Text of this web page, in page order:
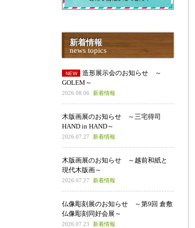
新着情報
news topics
造形展示会のお知らせ ～
GOLEM～
2026.08.06 新着情報
木版画展のお知らせ ～三宅得司
HAND in HAND～
2026.07.27 新着情報
木版画展のお知らせ ～越前和紙と
現代木版画～
2026.07.27 新着情報
仏像彫刻展のお知らせ ～第9回 倉敷
仏像彫刻同好会展～
2026.07.23 新着情報